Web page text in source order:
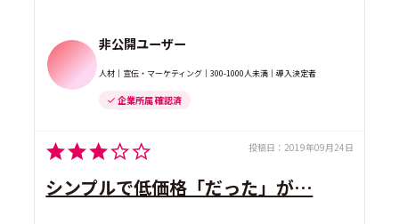
非公開ユーザー
人材｜宣伝・マーケティング｜300-1000人未満｜導入決定者
企業所属 確認済
投稿日： 2019年09月24日
シンプルで低価格「だった」が…